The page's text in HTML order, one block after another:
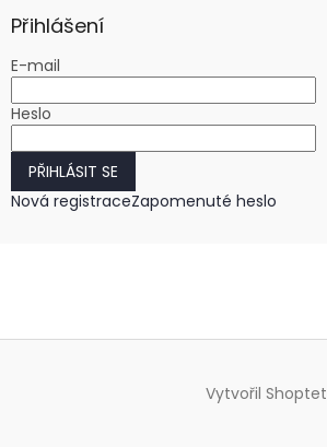
Přihlášení
E-mail
Heslo
PŘIHLÁSIT SE
Nová registraceZapomenuté heslo
Vytvořil Shoptet